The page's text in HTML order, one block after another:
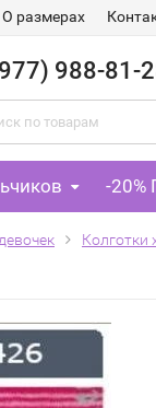
О размерах
988-81-
-20%
Колготки